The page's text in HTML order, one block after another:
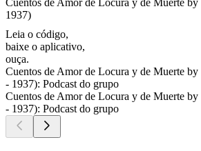
Cuentos de Amor de Locura y de Muerte
1937)
Leia o código,
baixe o aplicativo,
ouça.
Cuentos de Amor de Locura y de Muerte
- 1937): Podcast do grupo
Cuentos de Amor de Locura y de Muerte
- 1937): Podcast do grupo